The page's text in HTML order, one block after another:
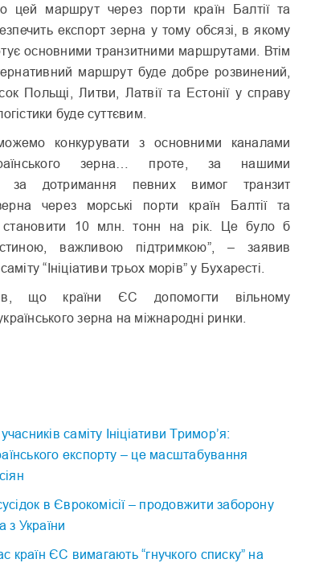
цей маршрут через порти країн Балтії та
експорт зерна у тому обсязі, в якому
основними транзитними маршрутами. Втім
маршрут буде добре розвинений,
Польщі, Литви, Латвії та Естонії у справу
буде суттєвим.
конкурувати з основними каналами
зерна… проте, за нашими
за дотримання певних вимог транзит
через морські порти країн Балтії та
10 млн. тонн на рік. Це було б
важливою підтримкою”, – заявив
“Ініціативи трьох морів” у Бухаресті.
що країни ЄС допомогти вільному
зерна на міжнародні ринки.
саміту Ініціативи Тримор’я:
експорту – це масштабування
в Єврокомісії – продовжити заборону
з України
країн ЄС вимагають “гнучкого списку” на